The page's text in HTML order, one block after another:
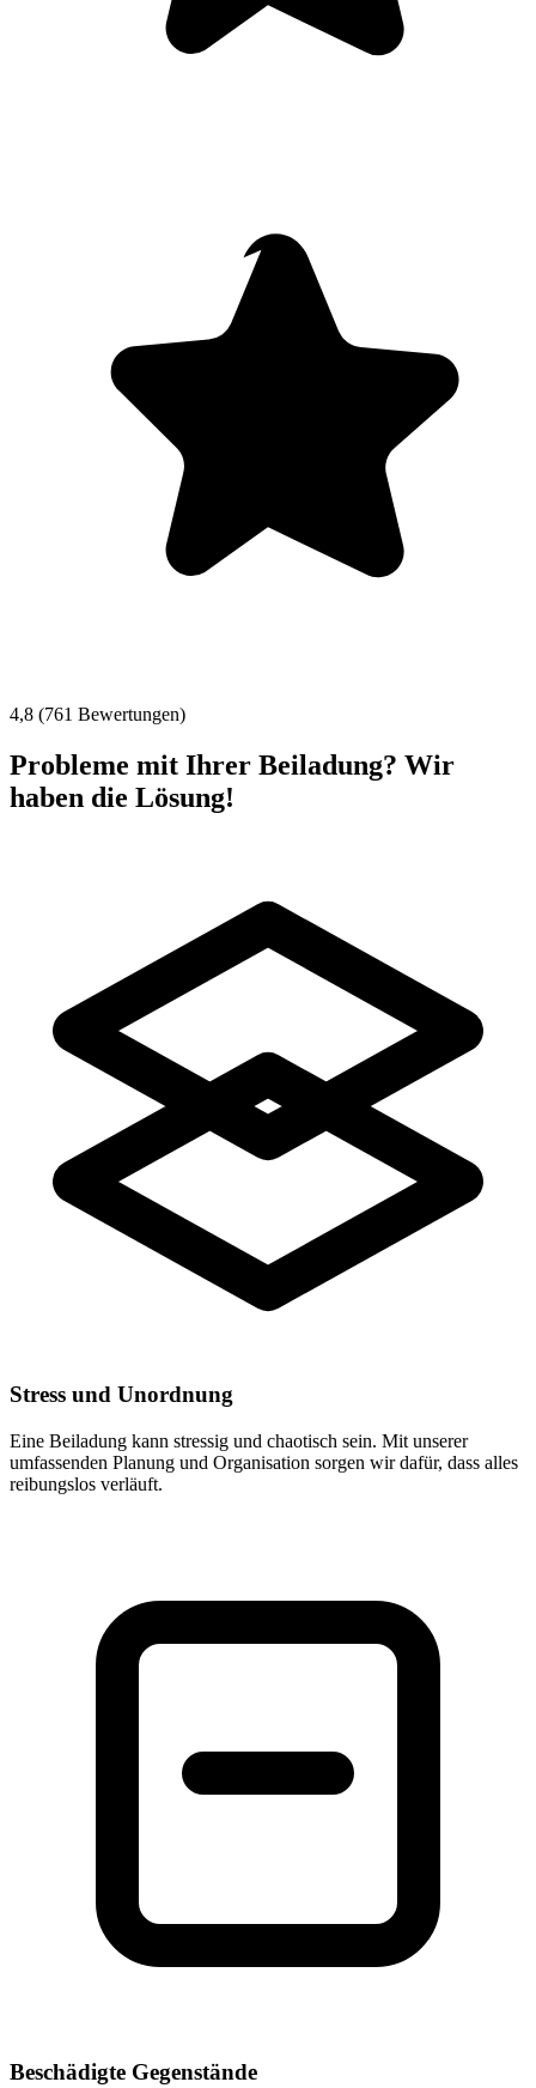
4,8 (761 Bewertungen)
Probleme mit Ihrer Beiladung? Wir
haben die Lösung!
Stress und Unordnung
Eine Beiladung kann stressig und chaotisch sein. Mit unserer
umfassenden Planung und Organisation sorgen wir dafür, dass alles
reibungslos verläuft.
Beschädigte Gegenstände